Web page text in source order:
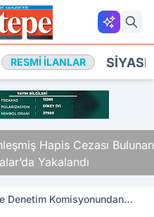
RESMI İLANLAR
Hapis Cezası Bulunan
Yakalandı
Denetim Komisyonundan